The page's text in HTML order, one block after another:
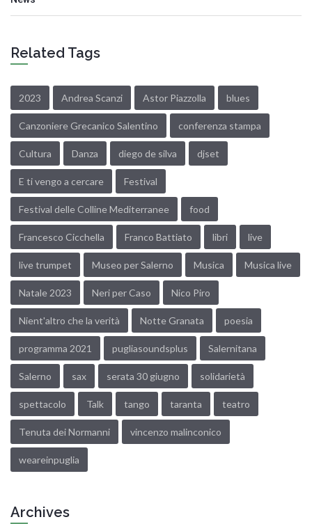
Related Tags
2023 Andrea Scanzi Astor Piazzolla blues
Canzoniere Grecanico Salentino conferenza stampa
Cultura Danza diego de silva djset
E ti vengo a cercare Festival
Festival delle Colline Mediterranee food
Francesco Cicchella Franco Battiato libri live
live trumpet Museo per Salerno Musica Musica live
Natale 2023 Neri per Caso Nico Piro
Nient'altro che la verità Notte Granata poesia
programma 2021 pugliasoundsplus Salernitana
Salerno sax serata 30 giugno solidarietà
spettacolo Talk tango taranta teatro
Tenuta dei Normanni vincenzo malinconico
weareinpuglia
Archives